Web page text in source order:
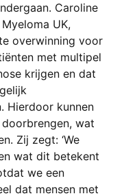
Caroline
UK,
overwinning voor
met multipel
krijgen en dat
Hierdoor kunnen
wat
Zij zegt: ‘We
wat dit betekent
we een
dat mensen met